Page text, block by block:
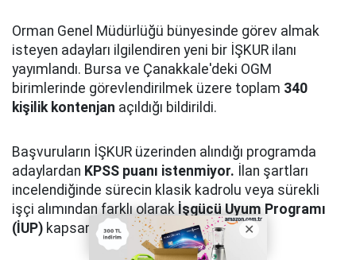
Orman Genel Müdürlüğü bünyesinde görev almak
isteyen adayları ilgilendiren yeni bir İŞKUR ilanı
yayımlandı. Bursa ve Çanakkale'deki OGM
birimlerinde görevlendirilmek üzere toplam 340
kişilik kontenjan açıldığı bildirildi.
Başvuruların İŞKUR üzerinden alındığı programda
adaylardan KPSS puanı istenmiyor. İlan şartları
incelendiğinde sürecin klasik kadrolu veya sürekli
işçi alımından farklı olarakİşgücü Uyum Programı
(İUP) kapsamında yürütüldüğü görülüyor.